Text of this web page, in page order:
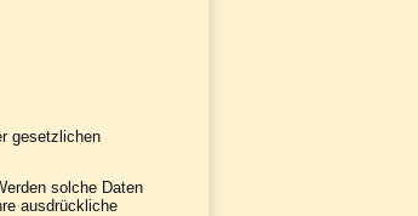
gesetzlichen
solche Daten
ausdrückliche